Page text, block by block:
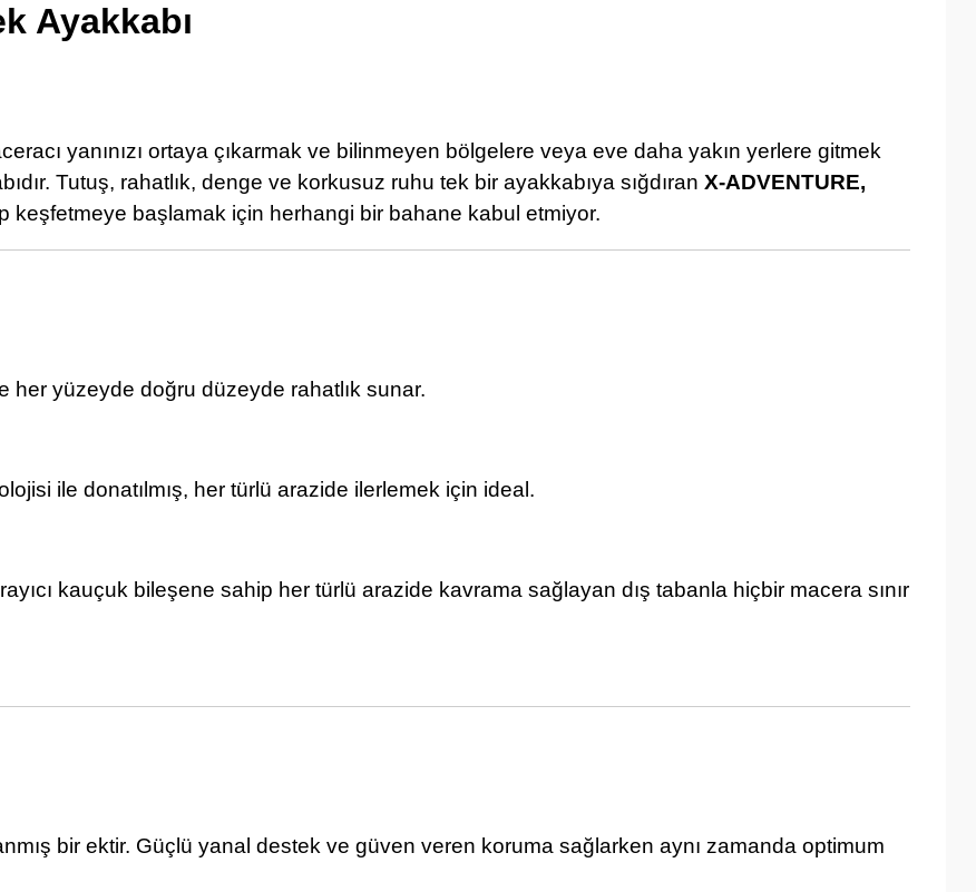
Ayakkabı
yanınızı ortaya çıkarmak ve bilinmeyen bölgelere veya eve daha yakın yerlere gitmek
Tutuş, rahatlık, denge ve korkusuz ruhu tek bir ayakkabıya sığdıran X-ADVENTURE,
keşfetmeye başlamak için herhangi bir bahane kabul etmiyor.
her yüzeyde doğru düzeyde rahatlık sunar.
ile donatılmış, her türlü arazide ilerlemek için ideal.
kauçuk bileşene sahip her türlü arazide kavrama sağlayan dış tabanla hiçbir macera sınır
bir ektir. Güçlü yanal destek ve güven veren koruma sağlarken aynı zamanda optimum